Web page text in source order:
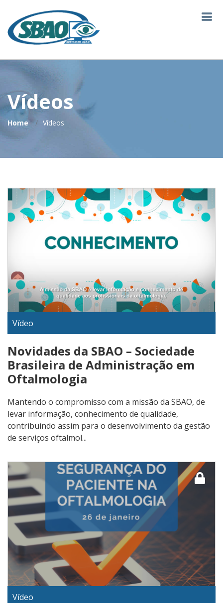
Vídeos
Home Vídeos
Vídeo
Novidades da SBAO – Sociedade
Brasileira de Administração em
Oftalmologia
Mantendo o compromisso com a missão da SBAO, de
levar informação, conhecimento de qualidade,
contribuindo assim para o desenvolvimento da gestão
de serviços oftalmol...
Vídeo